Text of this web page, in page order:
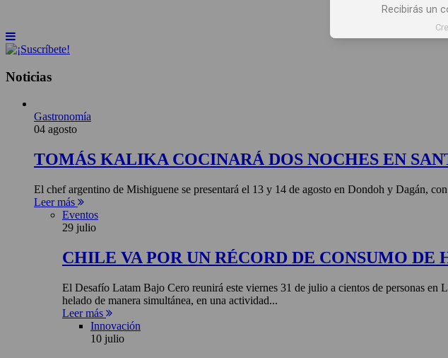
Noticias
Gastronomía
04 agosto
TOMÁS KALIKA COCINARÁ DOS NOCHES EN
El chef argentino de Mishiguene se presentará el 13 y 14 de agosto en Dondoh y Dagán,
Leer más
Eventos
29 julio
CHILE VA POR UN RÉCORD DE CONSUMO DE
El Desafío Latam Bajo Cero reunirá este viernes 31 de julio a cientos de personas
helado de manera simultánea, en una actividad...
Leer más
Innovación
10 julio
Recibirás un